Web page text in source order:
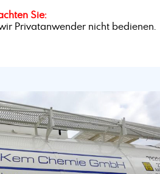
Sie:
Privatanwender nicht bedienen.